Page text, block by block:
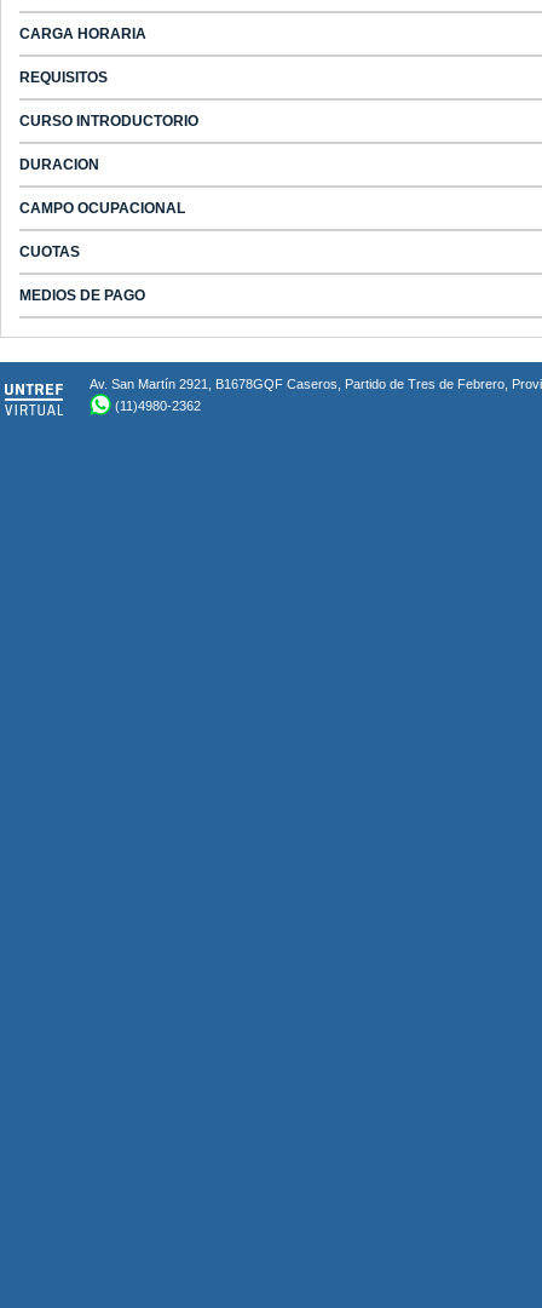
CARGA HORARIA
REQUISITOS
CURSO INTRODUCTORIO
DURACION
CAMPO OCUPACIONAL
CUOTAS
MEDIOS DE PAGO
Av. San Martín 2921, B1678GQF Caseros, Partido de Tres de Febrero,
(11)4980-2362